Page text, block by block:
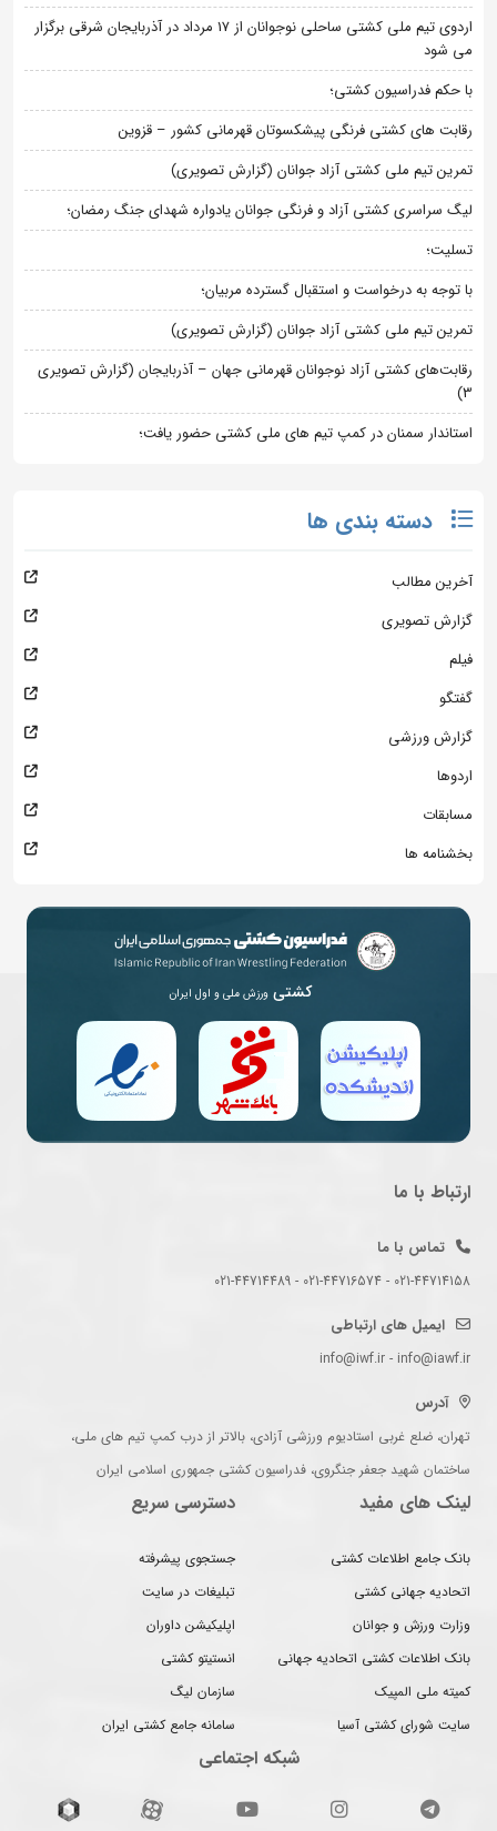
اردوی تیم ملی کشتی ساحلی نوجوانان از 17 مرداد در آذربایجان شرقی برگزار
می شود
با حکم فدراسیون کشتی؛
رقابت های کشتی فرنگی پیشکسوتان قهرمانی کشور – قزوین
تمرین تیم ملی کشتی آزاد جوانان (گزارش تصویری)
لیگ سراسری کشتی آزاد و فرنگی جوانان یادواره شهدای جنگ رمضان؛
تسلیت؛
با توجه به درخواست و استقبال گسترده مربیان؛
تمرین تیم ملی کشتی آزاد جوانان (گزارش تصویری)
رقابت‌های کشتی آزاد نوجوانان قهرمانی جهان – آذربایجان (گزارش تصویری
3)
استاندار سمنان در کمپ تیم های ملی کشتی حضور یافت؛
دسته بندی ها
آخرین مطالب
گزارش تصویری
فیلم
گفتگو
گزارش ورزشی
اردوها
مسابقات
بخشنامه ها
کشتی ورزش ملی و اول ایران
ارتباط با ما
تماس با ما
021-44714158 - 021-44716574 - 021-44714489
ایمیل های ارتباطی
info@iwf.ir - info@iawf.ir
آدرس
تهران، ضلع غربی استادیوم ورزشی آزادی، بالاتر از درب کمپ تیم های ملی،
ساختمان شهید جعفر جنگروی، فدراسیون کشتی جمهوری اسلامی ایران
لینک های مفید
بانک جامع اطلاعات کشتی
اتحادیه جهانی کشتی
وزارت ورزش و جوانان
بانک اطلاعات کشتی اتحادیه جهانی
کمیته ملی المپیک
سایت شورای کشتی آسیا
دسترسی سریع
جستجوی پیشرفته
تبلیغات در سایت
اپلیکیشن داوران
انستیتو کشتی
سازمان لیگ
سامانه جامع کشتی ایران
شبکه اجتماعی